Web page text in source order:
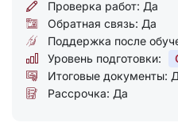
Проверка работ: Да
Обратная связь: Да
Поддержка после
Уровень подготовки:
Итоговые документы:
Рассрочка: Да